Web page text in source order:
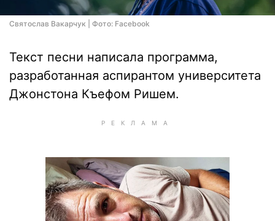
Святослав Вакарчук | Фото: Facebook
Текст песни написала программа,
разработанная аспирантом университета
Джонстона Къефом Ришем.